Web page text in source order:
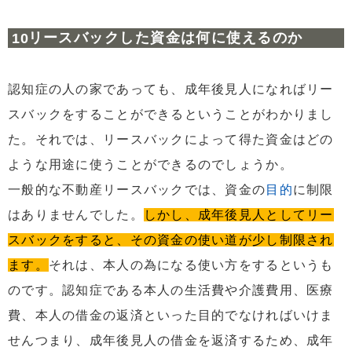
リースバックした資金は何に使えるのか
認知症の人の家であっても、成年後見人になればリー
スバックをすることができるということがわかりまし
た。それでは、リースバックによって得た資金はどの
ような用途に使うことができるのでしょうか。
一般的な不動産リースバックでは、資金の 目的に制限
はありませんでした。
しかし、成年後見人としてリー
スバックをすると、その資金の使い道が少し制限され
ます。 それは、本人の為になる使い方をするというも
のです。認知症である本人の生活費や介護費用、医療
費、本人の借金の返済といった目的でなければいけま
せんつまり、成年後見人の借金を返済するため、成年